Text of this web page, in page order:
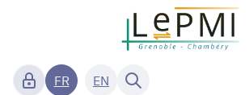
FR EN